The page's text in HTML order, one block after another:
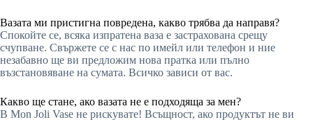
Вазата ми пристигна повредена, какво трябва да направя?
Спокойте се, всяка изпратена ваза е застрахована срещу
счупване. Свържете се с нас по имейл или телефон и ние
незабавно ще ви предложим нова пратка или пълно
възстановяване на сумата. Всичко зависи от вас.
Какво ще стане, ако вазата не е подходяща за мен?
В Mon Joli Vase не рискувате! Всъщност, ако продуктът не ви